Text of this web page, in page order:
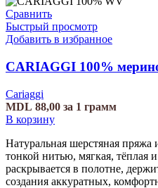
Сравнить
Быстрый просмотр
Добавить в избранное
CARIAGGI 100%
Cariaggi
MDL 88,00 за 1 грамм
В корзину
Натуральная шерстяная пряжа
тонкой нитью, мягкая, тёплая
раскрывается в полотне,
создания аккуратных,